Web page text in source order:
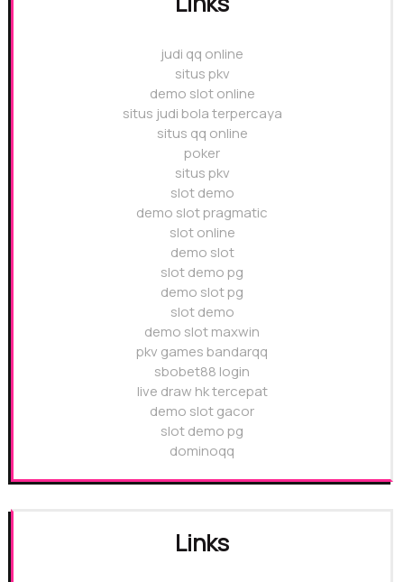
judi qq online
situs pkv
demo slot online
situs judi bola terpercaya
situs qq online
poker
situs pkv
slot demo
demo slot pragmatic
slot online
demo slot
slot demo pg
demo slot pg
slot demo
demo slot maxwin
pkv games bandarqq
sbobet88 login
live draw hk tercepat
demo slot gacor
slot demo pg
dominoqq
Links